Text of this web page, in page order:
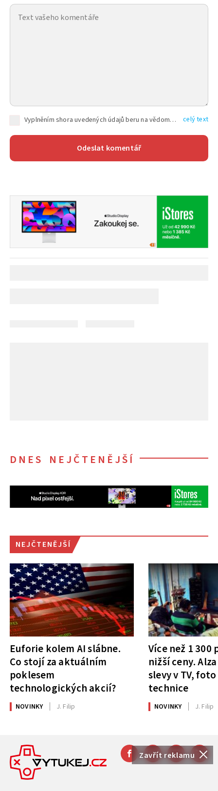
Zavřít reklamu
Vyplněním shora uvedených údajů beru na vědomí, že společnost TEXT FACTORY s.r.o., sídlem Brno, Durďákova 336/29, Černá Pole, PSČ: 613 00, IČ: 06157831, zapsané u Krajského soudu v Brně, oddíl C, vložka 100399, bude zpracovávat mé osobní údaje uvedené v rámci mnou vyplněného registračního formuláře na základě oprávněných zájmů TEXT FACTORY s.r.o. dle čl. 6 odst. 1 písm. f) GDPR a pro splnění právních povinností (čl. 6 odst. 1 písm. c) GDPR), a to pro tyto účely: nezbytnost zajistit oprávnění návštěvníka webových stránek provozovaných společností TEXT FACTORY s.r.o. přispívat aktivně ke zveřejněným článkům nebo v rámci diskusních fór a výkon práv TEXT FACTORY s.r.o. jako administrátora těchto diskusních fór. Více informací o zpracování osobních údajů a právech lze nalézt v celý text
DNES NEJČTENĚJŠÍ
NEJČTENĚJŠÍ
Euforie kolem AI slábne.
Co stojí za aktuálním
poklesem
technologických akcií?
NOVINKY J. Filip
Více než 1
nižší ceny.
slevy v TV,
technice
NOVINKY J. Filip